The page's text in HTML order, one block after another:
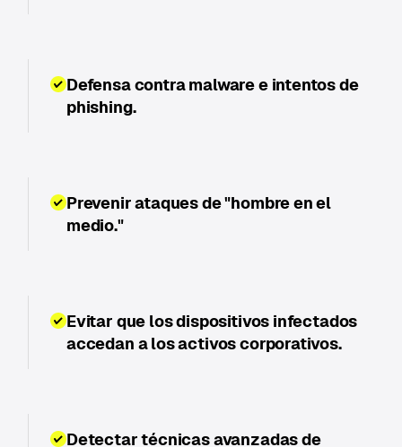
Defensa contra malware e intentos de
phishing.
Prevenir ataques de "hombre en el
medio."
Evitar que los dispositivos infectados
accedan a los activos corporativos.
Detectar técnicas avanzadas de